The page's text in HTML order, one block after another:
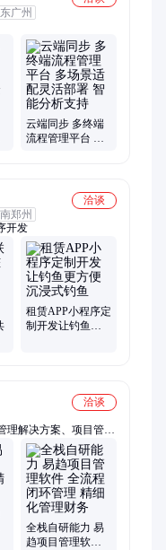
广州
云端同步 多终端
流程管理平台 多
洽谈
郑州
开发
租赁APP小程序定
制开发让钓鱼更
洽谈
理解决方案、项目管理
目管理、项目管理系统
全栈自研能力 易
趋项目管理软件